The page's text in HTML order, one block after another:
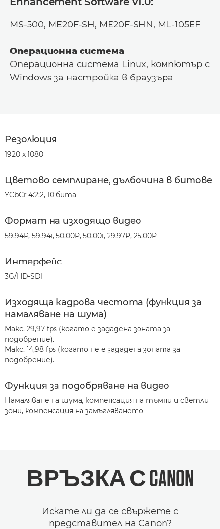
MS-500, ME20F-SH, ME20F-SHN, ML-105EF
Операционна система
Операционна система Linux, компютър с
Windows за настройка в браузъра
Резолюция
1920 x 1080
Цветово семплиране, дълбочина в битове
YCbCr 4:2:2, 10 бита
Формат на изходящо видео
59.94P, 59.94i, 50.00P, 50.00i, 29.97P, 25.00P
Интерфейс
3G/HD-SDI
Изходяща кадрова честота (функция за
намаляване на шума)
Макс. 29,97 fps (когато е зададена зоната за
подобрение).
Макс. 14,98 fps (когато не е зададена зоната за
подобрение).
Функция за подобряване на видео
Намаляване на шума, компенсация на тъмни и светли
зони, компенсация на замъгляването
ВРЪЗКА С CANON
Искате ли да се свържете с
представител на Canon?